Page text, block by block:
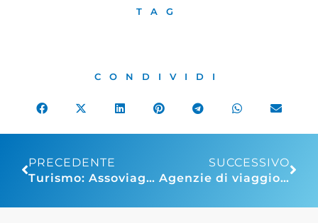
TAG
CONDIVIDI
PRECEDENTE
Turismo: Assoviaggi-CST, in estate 4 milioni di italiani in viaggio, Grecia e Spagna le destinazioni più gettonate. Torna la vacanza in USA
SUCCESSIVO
Agenzie di viaggio: Assoviaggi, decreto 39 milioni, a metà luglio iniziano i pagamenti della seconda tranche dei contributi